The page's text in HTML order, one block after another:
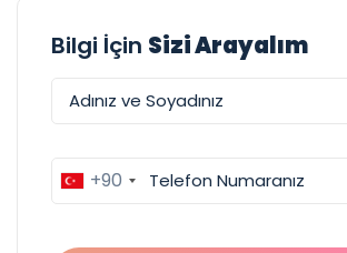
Bilgi İçin Sizi Arayalım
+90